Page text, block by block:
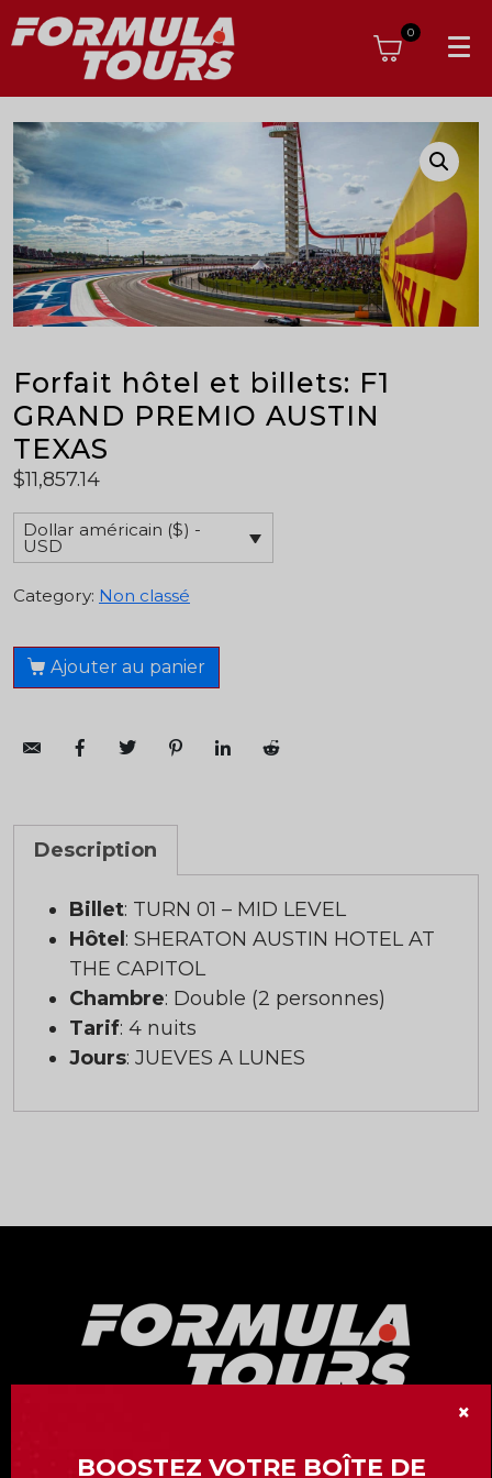
0
Forfait hôtel et billets: F1
GRAND PREMIO AUSTIN
TEXAS
$11,857.14
Dollar américain ($) -
USD
Category: Non classé
Ajouter au panier
Description
Billet: TURN 01 – MID LEVEL
Hôtel: SHERATON AUSTIN HOTEL AT
THE CAPITOL
Chambre: Double (2 personnes)
Tarif: 4 nuits
Jours: JUEVES A LUNES
Notre division « Formula Tours » vous offre
×
BOOSTEZ VOTRE BOÎTE DE